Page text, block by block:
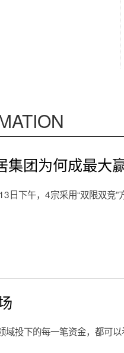
集团为何成最大
日下午，4宗采用“双限双竞”
投下的每一笔资金，都可